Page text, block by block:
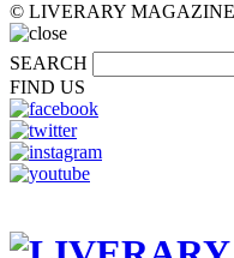
© LIVERARY
SEARCH
FIND US